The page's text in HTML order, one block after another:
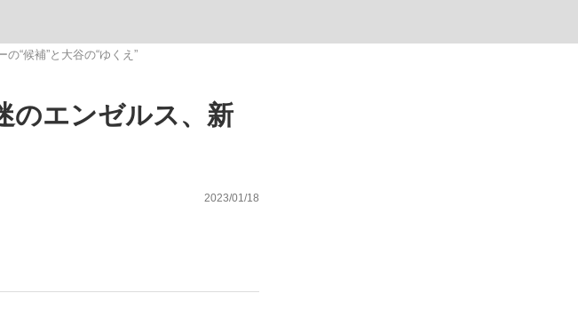
“候補”と大谷の“ゆくえ”
のエンゼルス、新
2023/01/18